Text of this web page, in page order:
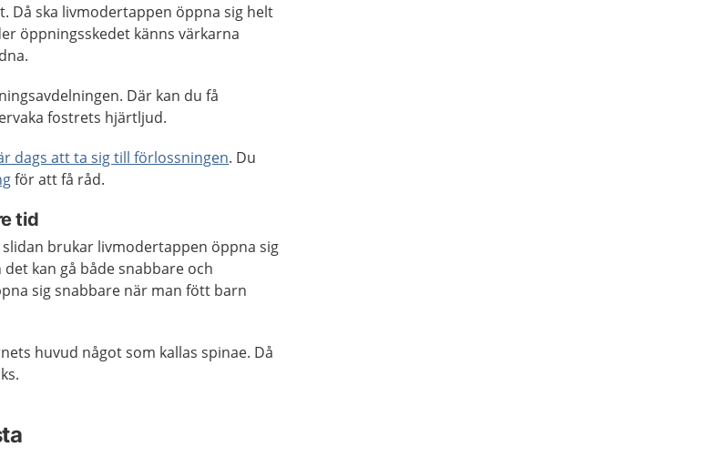
Då ska livmodertappen öppna sig helt
öppningsskedet känns värkarna
Där kan du få
fostrets hjärtljud.
dags att ta sig till förlossningen. Du
för att få råd.
tid
brukar livmodertappen öppna sig
kan gå både snabbare och
sig snabbare när man fött barn
huvud något som kallas spinae. Då